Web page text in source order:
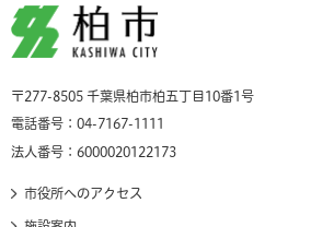
柏市
〒277-8505 千葉県柏市柏五丁目10番1号
電話番号：04-7167-1111
法人番号：6000020122173
市役所へのアクセス